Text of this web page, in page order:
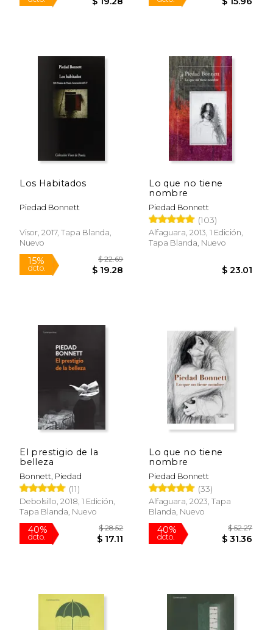
15%
dcto.
Los Habitados
Piedad Bonnett
Visor, 2017, Tapa Blanda,
Nuevo
15%
Lo que no tiene
nombre
Piedad Bonnett
(103)
Alfaguara, 2013, 1 Edición,
Tapa Blanda, Nuevo
El prestigio de la
belleza
Bonnett, Piedad
(11)
Debolsillo, 2018, 1 Edición,
Tapa Blanda, Nuevo
Lo que no tiene
nombre
Piedad Bonnett
(33)
Alfaguara, 2023, Tapa
Blanda, Nuevo